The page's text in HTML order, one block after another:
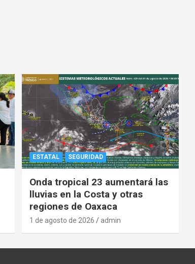
ESTATAL SEGURIDAD
Onda tropical 23 aumentará las
lluvias en la Costa y otras
regiones de Oaxaca
1 de agosto de 2026 admin